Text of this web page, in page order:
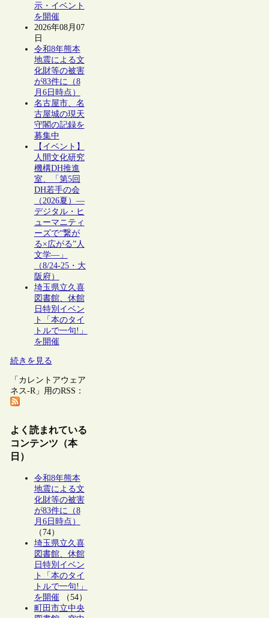
示・イベント
を開催
2026年08月07
日
令和8年熊本
地震による文
化財等の被害
が83件に（8
月6日時点）
名古屋市、名
古屋城の現天
守閣の記録を
募集中
【イベント】
人間文化研究
機構DH推進
室、「第5回
DH若手の会
（2026夏）―
デジタル・ヒ
ューマニティ
ーズで“繋が
る×広がる”人
文学―」
（8/24-25・大
阪府）
埼玉県立久喜
図書館、休館
日特別イベン
ト「本のタイ
トルで一句!」
を開催
続きを見る
「カレントアウェア
ネス-R」用のRSS：
よく読まれている
コンテンツ（本
日）
令和8年熊本
地震による文
化財等の被害
が83件に（8
月6日時点）
（74）
埼玉県立久喜
図書館、休館
日特別イベン
ト「本のタイ
トルで一句!」
を開催（54）
町田市立中央